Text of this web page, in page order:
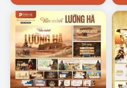
Mẫu trang Trung Quốc và phong
III. Ấn Độ:Giới thiệu phong
độc lập, vai trò của
lượng cách mạng.